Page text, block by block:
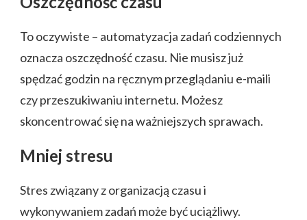
To oczywiste – automatyzacja zadań codziennych
oznacza oszczędność czasu. Nie musisz już
spędzać godzin na ręcznym przeglądaniu e-maili
czy przeszukiwaniu internetu. Możesz
skoncentrować się na ważniejszych sprawach.
Mniej stresu
Stres związany z organizacją czasu i
wykonywaniem zadań może być uciążliwy.